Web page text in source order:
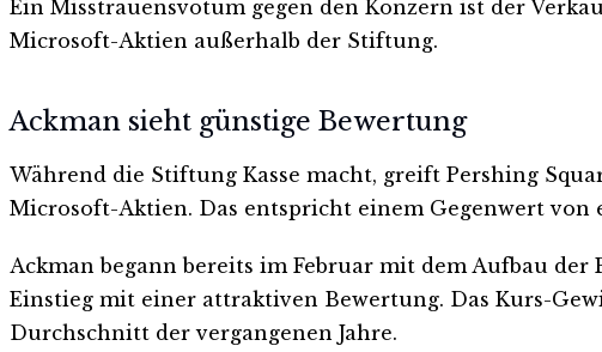
Ein Misstrauensvotum gegen den Konzern ist der
Microsoft-Aktien außerhalb der Stiftung.
Ackman sieht günstige Bewertung
Während die Stiftung Kasse macht, greift Pershing
Microsoft-Aktien. Das entspricht einem Gegenwert von
Ackman begann bereits im Februar mit dem Aufbau
Einstieg mit einer attraktiven Bewertung. Das Kurs-
Durchschnitt der vergangenen Jahre.